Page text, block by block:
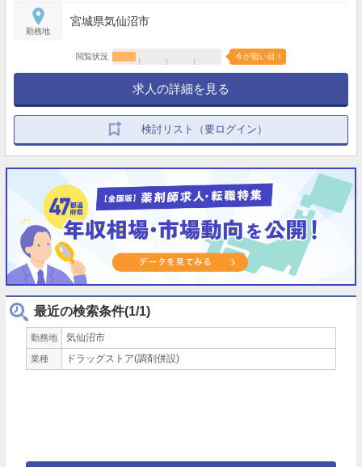
勤務地
宮城県気仙沼市
閲覧状況 今が狙い目！
求人の詳細を見る
検討リスト（要ログイン）
最近の検索条件(1/1)
勤務地 気仙沼市
業種 ドラッグストア(調剤併設)